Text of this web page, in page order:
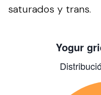
saturados y trans.